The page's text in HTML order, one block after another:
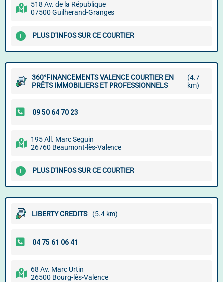
518 Av. de la République
07500 Guilherand-Granges
PLUS D'INFOS SUR CE COURTIER
360°FINANCEMENTS VALENCE COURTIER EN
PRÊTS IMMOBILIERS ET PROFESSIONNELS
(4.7
km)
195 All. Marc Seguin
26760 Beaumont-lès-Valence
PLUS D'INFOS SUR CE COURTIER
LIBERTY CREDITS (5.4 km)
68 Av. Marc Urtin
26500 Bourg-lès-Valence